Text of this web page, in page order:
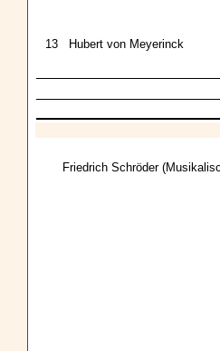
13 Hubert von Meyerinck
Friedrich Schröder